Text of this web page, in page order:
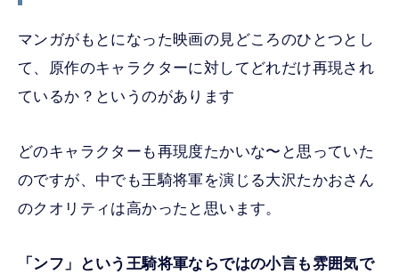
マンガがもとになった映画の見どころのひとつとし
て、原作のキャラクターに対してどれだけ再現され
ているか？というのがあります
どのキャラクターも再現度たかいな〜と思っていた
のですが、中でも王騎将軍を演じる大沢たかおさん
のクオリティは高かったと思います。
「ンフ」という王騎将軍ならではの小言も雰囲気で